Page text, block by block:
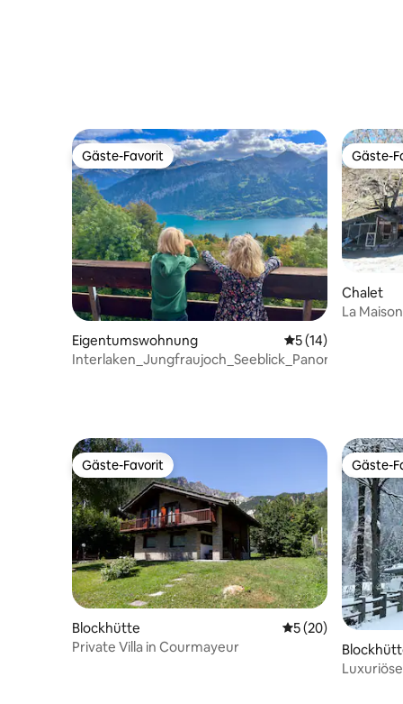
Gäste-Favorit
Gäste-Favorit
Eigentumswohnung Durchschnittliche
5 (14)
Interlaken_Jungfraujoch_Seeblick_Panorama_Familie
Gäste-
Gäste-
Chalet
La
Gäste-Favorit
Gäste-Favorit
Blockhütte Durchschnittliche
5 (20)
Private Villa in Courmayeur
Gäste-
Gäste-